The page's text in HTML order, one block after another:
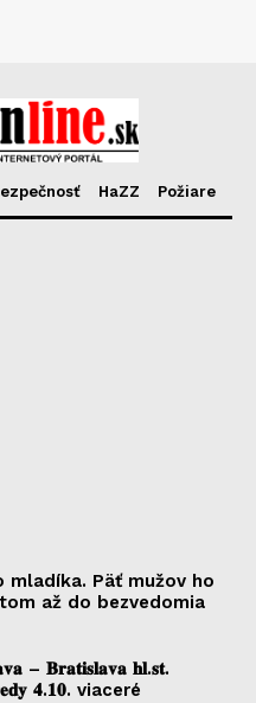
HaZZ Požiare
mladíka. Päť mužov ho
až do bezvedomia
𝐁𝐫𝐚𝐭𝐢𝐬𝐥𝐚𝐯𝐚 𝐡𝐥.𝐬𝐭.
𝟒.𝟏𝟎. viaceré